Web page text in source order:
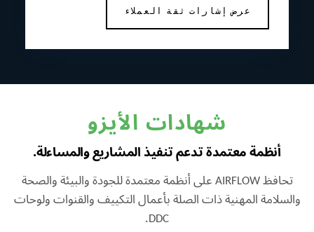
عرض إشارات ثقة العملاء
شهادات الأيزو
أنظمة معتمدة تدعم تنفيذ المشاريع والمساءلة.
تحافظ AIRFLOW على أنظمة معتمدة للجودة والبيئة والصحة
والسلامة المهنية ذات الصلة بأعمال التكييف والقنوات ولوحات
DDC.